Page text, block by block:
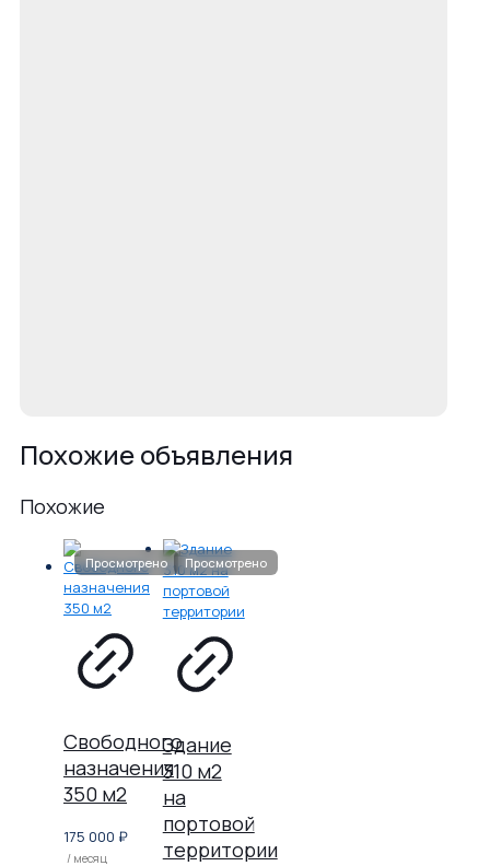
Похожие объявления
Похожие
Свободного
назначения
350 м2
175 000 ₽
/ месяц
Здание
310 м2
на
портовой
территории